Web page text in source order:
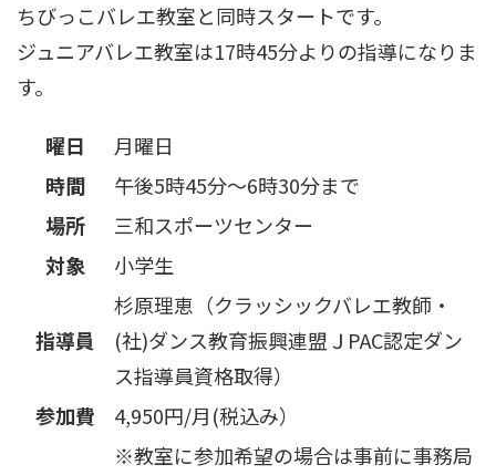
ちびっこバレエ教室と同時スタートです。
ジュニアバレエ教室は17時45分よりの指導になりま
す。
曜日
月曜日
時間
午後5時45分～6時30分まで
場所
三和スポーツセンター
対象
小学生
指導員
杉原理恵（クラッシックバレエ教師・
(社)ダンス教育振興連盟ＪPAC認定ダン
ス指導員資格取得）
参加費
4,950円/月(税込み）
※教室に参加希望の場合は事前に事務局